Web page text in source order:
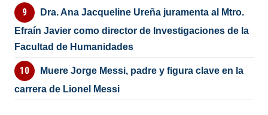
Dra. Ana Jacqueline Ureña juramenta al Mtro.
Efraín Javier como director de Investigaciones de la
Facultad de Humanidades
Muere Jorge Messi, padre y figura clave en la
carrera de Lionel Messi